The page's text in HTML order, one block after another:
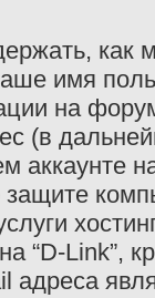
имя
на
(в
защите
“D-
адреса